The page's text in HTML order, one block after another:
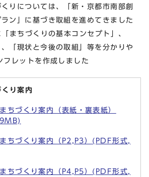
りについては、「新・京都市南部創
ン」に基づき取組を進めてきました
まちづくりの基本コンセプト」、
、「現状と今後の取組」等を分かりや
フレットを作成しました
り案内
ちづくり案内（表紙・裏表紙）
ちづくり案内（P2,P3）(PDF形式,
ちづくり案内（P4,P5）(PDF形式,